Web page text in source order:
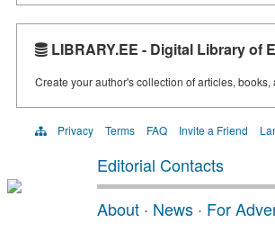
LIBRARY.EE - Digital Library of
Create your author's collection of articles,
Privacy Terms FAQ Invite a Friend
Editorial Contacts
About · News · For